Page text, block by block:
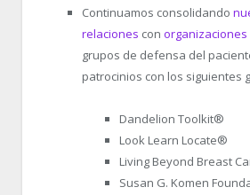
Continuamos consolidando
relaciones con organizaciones
grupos de defensa del
patrocinios con los siguientes
Dandelion Toolkit®
Look Learn Locate®
Living Beyond Breast
Susan G. Komen